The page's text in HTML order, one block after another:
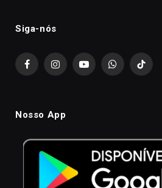
Siga-nós
FacebookInstagramYouTubeWhatsAppTikTok
Nosso App